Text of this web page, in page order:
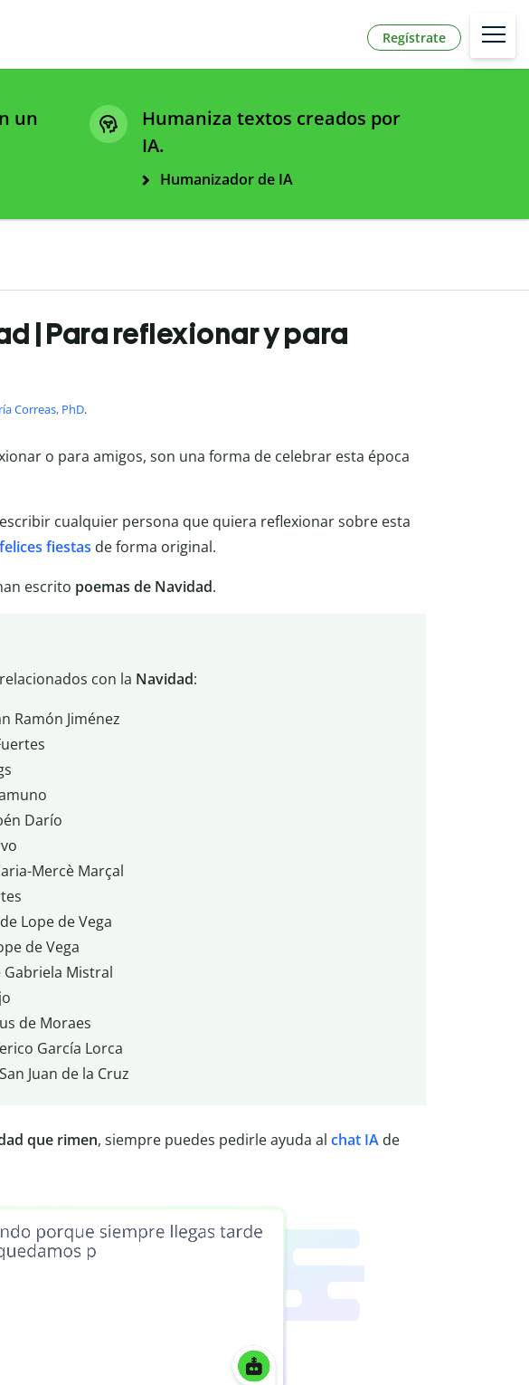
Regístrate
un
Humaniza textos creados por
IA.
Humanizador de IA
| Para reflexionar y para
Correas, PhD.
o para amigos, son una forma de celebrar esta época
cualquier persona que quiera reflexionar sobre esta
felices fiestas de forma original.
escrito poemas de Navidad.
relacionados con la Navidad:
Ramón Jiménez
Darío
Mercè Marçal
Lope de Vega
de Vega
Mistral
de Moraes
García Lorca
Juan de la Cruz
que rimen, siempre puedes pedirle ayuda al chat IA de